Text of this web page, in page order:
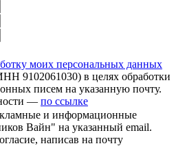
моих персональных данных
9102061030) в целях обработки
писем на указанную почту.
— по ссылке
и информационные
Вайн" на указанный email.
написав на почту